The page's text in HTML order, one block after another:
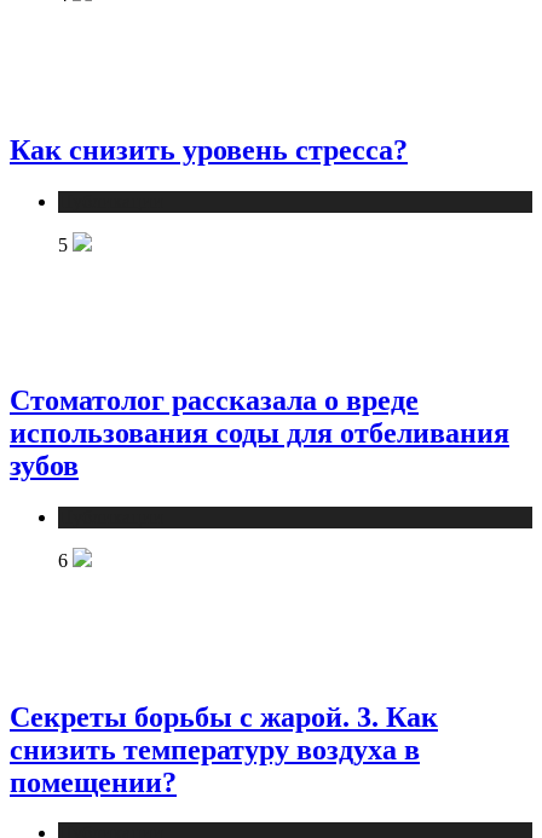
Как снизить уровень стресса?
5
Стоматолог рассказала о вреде
использования соды для отбеливания
зубов
6
Секреты борьбы с жарой. 3. Как
снизить температуру воздуха в
помещении?